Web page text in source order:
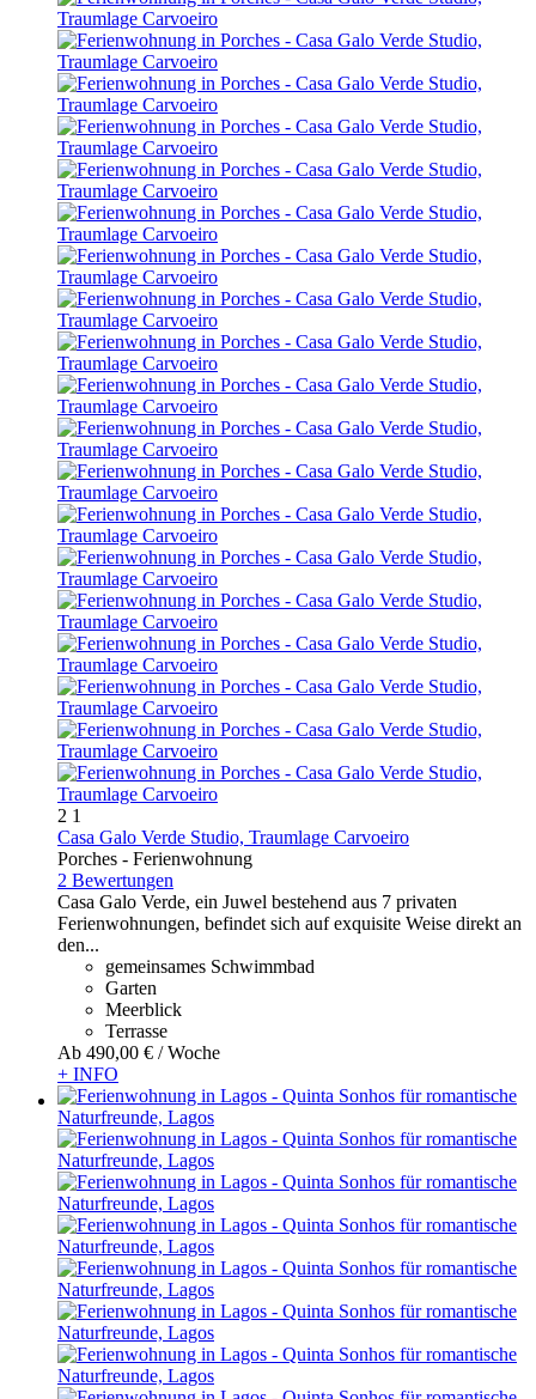
2 1
Casa Galo Verde Studio, Traumlage Carvoeiro
Porches - Ferienwohnung
2 Bewertungen
Casa Galo Verde, ein Juwel bestehend aus 7 privaten
Ferienwohnungen, befindet sich auf exquisite Weise direkt an
den...
gemeinsames Schwimmbad
Garten
Meerblick
Terrasse
Ab 490,00 € / Woche
+ INFO